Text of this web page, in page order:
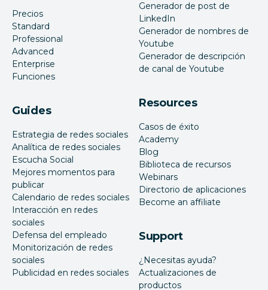
Precios
Standard
Professional
Advanced
Enterprise
Funciones
Guides
Estrategia de redes sociales
Analítica de redes sociales
Escucha Social
Mejores momentos para
publicar
Calendario de redes sociales
Interacción en redes
sociales
Defensa del empleado
Monitorización de redes
sociales
Publicidad en redes sociales
Generador de post de
LinkedIn
Generador de nombres de
Youtube
Generador de descripción
de canal de Youtube
Resources
Casos de éxito
Academy
Blog
Biblioteca de recursos
Webinars
Directorio de aplicaciones
Become an affiliate
Support
¿Necesitas ayuda?
Actualizaciones de
productos